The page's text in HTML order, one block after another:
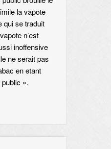
la vapote
qui se traduit
n’est
inoffensive
ne serait pas
en etant
».